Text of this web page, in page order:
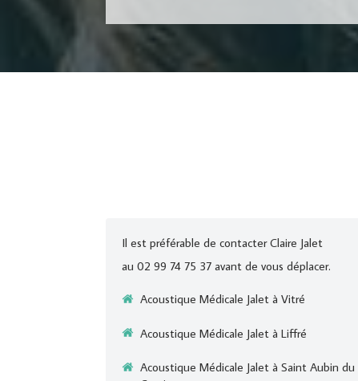
Il est préférable de contacter Claire Jalet
au 02 99 74 75 37 avant de vous déplacer.
Acoustique Médicale Jalet à Vitré
Acoustique Médicale Jalet à Liffré
Acoustique Médicale Jalet à Saint Aubin du